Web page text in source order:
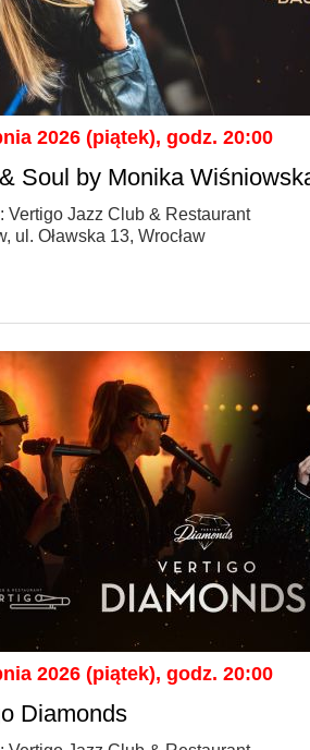
2026 (piątek), godz. 20:00
Soul by Monika
Vertigo Jazz Club & Restaurant
ul. Oławska 13, Wrocław
2026 (piątek), godz. 20:00
Diamonds